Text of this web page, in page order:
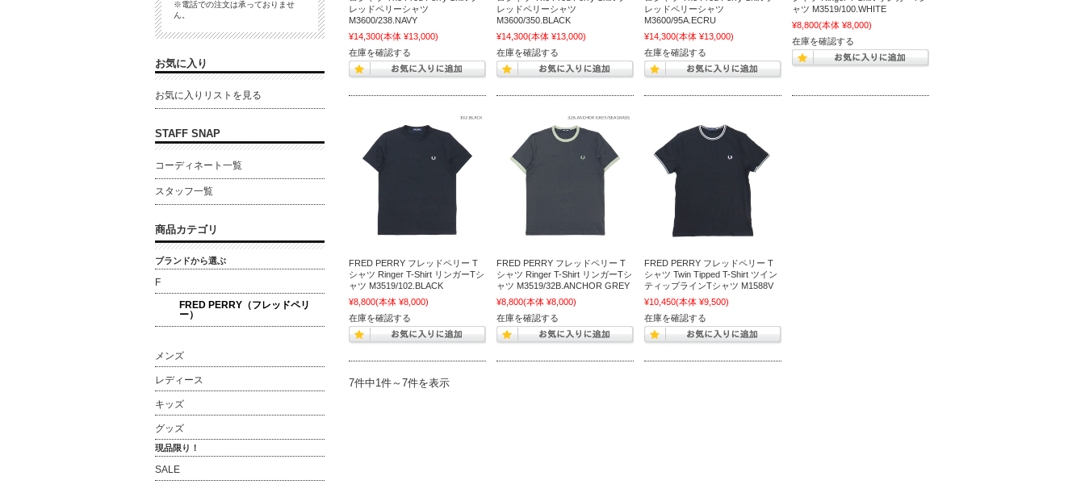
レッドペリーシャツ
M3600/238.NAVY
¥14,300(本体 ¥13,000)
在庫を確認する
レッドペリーシャツ
M3600/350.BLACK
¥14,300(本体 ¥13,000)
在庫を確認する
レッドペリーシャツ
M3600/95A.ECRU
¥14,300(本体 ¥13,000)
在庫を確認する
ャツ M3519/100.WHITE
¥8,800(本体 ¥8,000)
在庫を確認する
FRED PERRY フレッドペリー T
シャツ Ringer T-Shirt リンガーTシ
ャツ M3519/102.BLACK
¥8,800(本体 ¥8,000)
在庫を確認する
FRED PERRY フレッドペリー T
シャツ Ringer T-Shirt リンガーTシ
ャツ M3519/32B.ANCHOR GREY
¥8,800(本体 ¥8,000)
在庫を確認する
FRED PERRY フレッドペリー T
シャツ Twin Tipped T-Shirt ツイン
ティップラインTシャツ M1588V
¥10,450(本体 ¥9,500)
在庫を確認する
7件中1件～7件を表示
※電話での注文は承っておりませ
ん。
お気に入り
お気に入りリストを見る
STAFF SNAP
コーディネート一覧
スタッフ一覧
商品カテゴリ
ブランドから選ぶ
F
FRED PERRY（フレッドペリ
ー）
メンズ
レディース
キッズ
グッズ
現品限り！
SALE